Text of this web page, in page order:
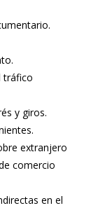
tráfico
y giros.
extranjero
comercio
en el